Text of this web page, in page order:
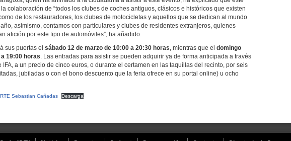
colaboración de “todos los clubes de coches antiguos, clásicos e históricos que existen
de los restauradores, los clubes de motocicletas y aquellos que se dedican al mundo
año, asimismo, contamos con particulares y clubes de residentes extranjeros, quienes
afición por este tipo de automóviles”, ha añadido.
puertas el sábado 12 de marzo de 10:00 a 20:30 horas, mientras que el domingo
19:00 horas. Las entradas para asistir se pueden adquirir ya de forma anticipada a través
a un precio de cinco euros, o durante el certamen en las taquillas del recinto, por seis
jubiladas o con el bono descuento que la feria ofrece en su portal online) u ocho
Sebastian Cañadas Descarga